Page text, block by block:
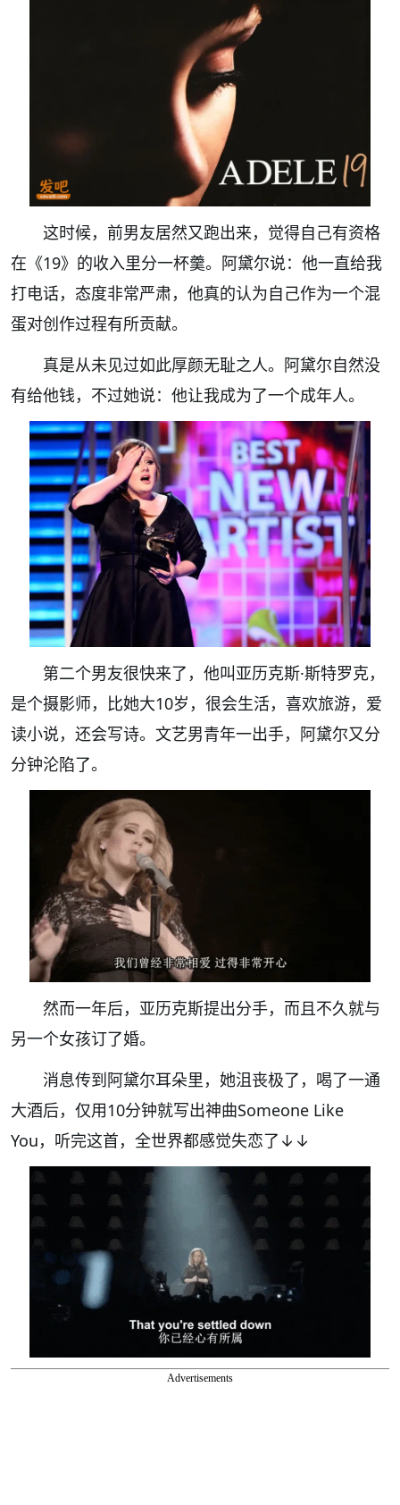
这时候，前男友居然又跑出来，觉得自己有资格
在《19》的收入里分一杯羹。阿黛尔说：他一直给我
打电话，态度非常严肃，他真的认为自己作为一个混
蛋对创作过程有所贡献。
真是从未见过如此厚颜无耻之人。阿黛尔自然没
有给他钱，不过她说：他让我成为了一个成年人。
第二个男友很快来了，他叫亚历克斯·斯特罗克，
是个摄影师，比她大10岁，很会生活，喜欢旅游，爱
读小说，还会写诗。文艺男青年一出手，阿黛尔又分
分钟沦陷了。
然而一年后，亚历克斯提出分手，而且不久就与
另一个女孩订了婚。
消息传到阿黛尔耳朵里，她沮丧极了，喝了一通
大酒后，仅用10分钟就写出神曲Someone Like
You，听完这首，全世界都感觉失恋了↓↓
Advertisements